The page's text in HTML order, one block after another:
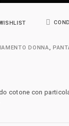
DONNA,
cotone con